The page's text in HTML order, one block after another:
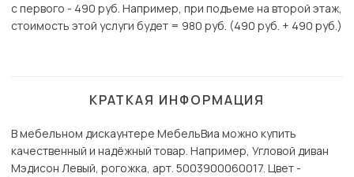
с первого - 490 руб. Например, при подъеме на второй этаж,
стоимость этой услуги будет = 980 руб. (490 руб. + 490 руб.)
КРАТКАЯ ИНФОРМАЦИЯ
В мебельном дискаунтере МебельВиа можно купить
качественный и надёжный товар. Например, Угловой диван
Мэдисон Левый, рогожка, арт. 5003900060017. Цвет -